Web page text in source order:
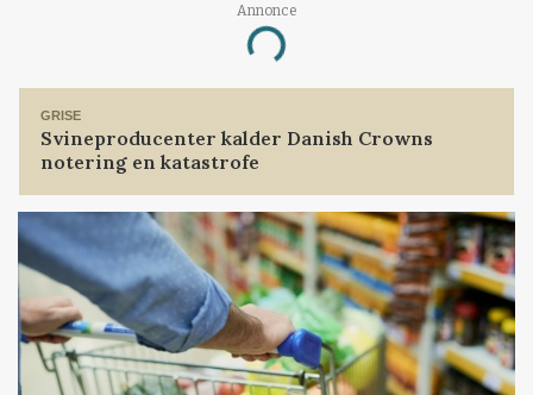
Annonce
Loading...
GRISE
Svineproducenter kalder Danish Crowns
notering en katastrofe